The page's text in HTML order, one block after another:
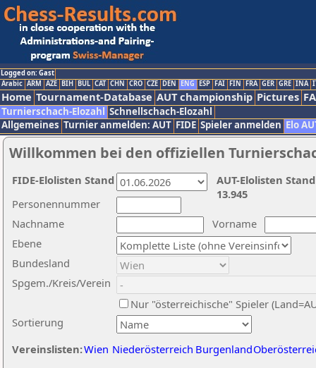
Logged on: Gast
Arabic ARM AZE BIH BUL CAT CHN CRO CZE DEN ENG ESP FAI FIN FRA GER GRE INA
Home Tournament-Database AUT championship Pictures
Turnierschach-Elozahl Schnellschach-Elozahl
Allgemeines Turnier anmelden: AUT FIDE Spieler anmelden Elo
Willkommen bei den offiziellen
Nachname
Vorname
Ebene
Sortierung
Personennummer
Bundesland
Spgem./Kreis/Verein
Nur "österreichische" Spieler
Vereinslisten:Wien Niederösterreich Burgenland
AUT-Elolisten
13.945
FIDE-Elolisten Stand